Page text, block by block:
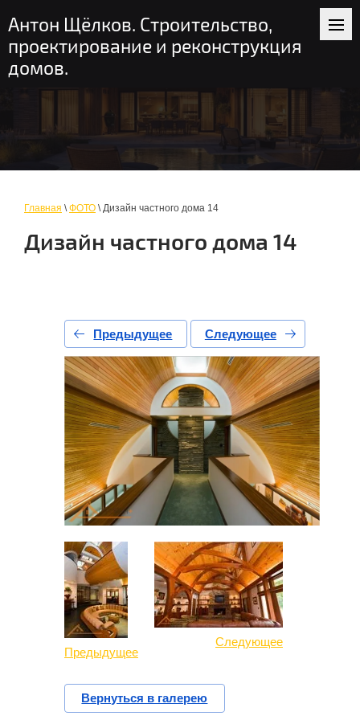
Антон Щёлков. Строительство,
проектирование и реконструкция
домов.
Москва и область
Главная \ФОТО \ Дизайн частного дома 14
Дизайн частного дома 14
Предыдущее Следующее
Предыдущее
Следующее
Вернуться в галерею